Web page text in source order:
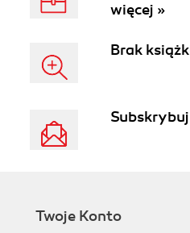
więcej »
Brak
Twoje Konto